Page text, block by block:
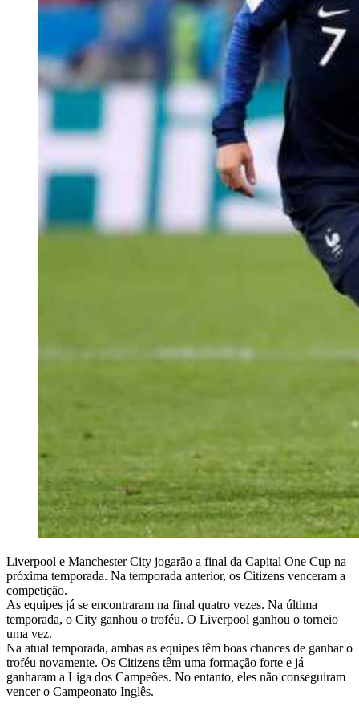
Liverpool e Manchester City jogarão a final da Capital One Cup na
próxima temporada. Na temporada anterior, os Citizens venceram a
competição.
As equipes já se encontraram na final quatro vezes. Na última
temporada, o City ganhou o troféu. O Liverpool ganhou o torneio
uma vez.
Na atual temporada, ambas as equipes têm boas chances de ganhar o
troféu novamente. Os Citizens têm uma formação forte e já
ganharam a Liga dos Campeões. No entanto, eles não conseguiram
vencer o Campeonato Inglês.